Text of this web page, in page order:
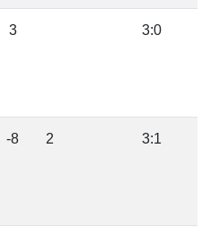
3 3:0
-8 2 3:1